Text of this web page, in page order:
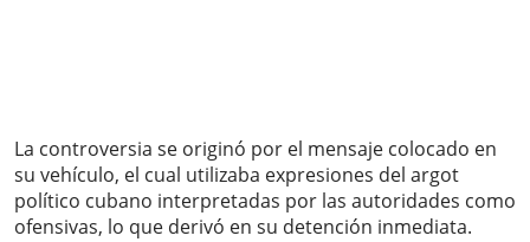
La controversia se originó por el mensaje colocado en
su vehículo, el cual utilizaba expresiones del argot
político cubano interpretadas por las autoridades como
ofensivas, lo que derivó en su detención inmediata.